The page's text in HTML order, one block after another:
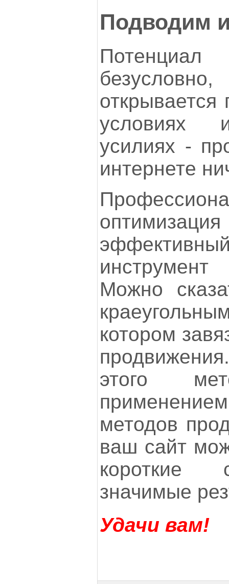
Подводим
условиях
усилиях -
интернете
Можно
котором
этого
методов
ваш сайт
короткие
значимые
Удачи вам!